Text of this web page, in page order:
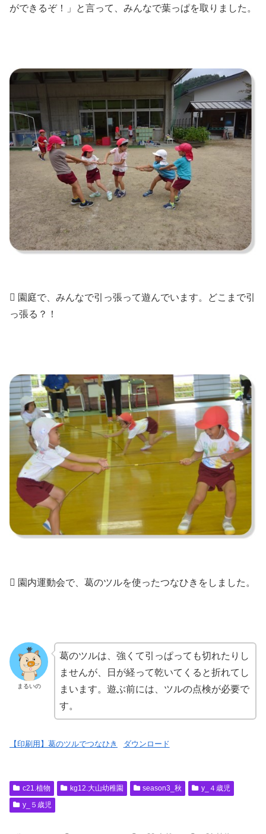
ができるぞ！」と言って、みんなで葉っぱを取りました。
 園庭で、みんなで引っ張って遊んでいます。どこまで引
っ張る？！
 園内運動会で、葛のツルを使ったつなひきをしました。
まるいの
葛のツルは、強くて引っぱっても切れたりし
ませんが、日が経って乾いてくると折れてし
まいます。遊ぶ前には、ツルの点検が必要で
す。
【印刷用】葛のツルでつなひき ダウンロード
c21.植物 kg12.大山幼稚園 season3_秋
y_４歳児
y_５歳児